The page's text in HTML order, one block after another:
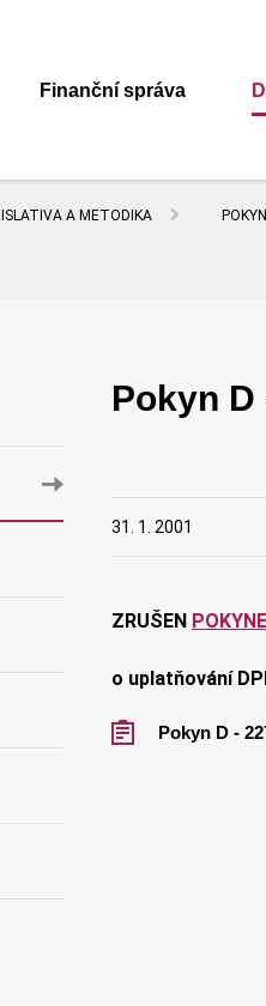
Finanční správa
A METODIKA
Pokyn D
31. 1. 2001
ZRUŠEN
o uplatňování
Pokyn D -